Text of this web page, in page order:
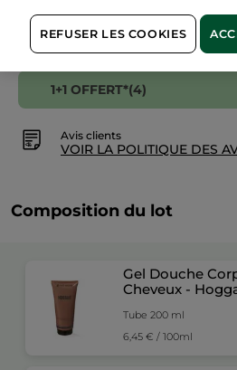
Conditions générales de vente
VOIR LES CONDITIONS
1+1 OFFERT*(4)
Avis clients
VOIR LA POLITIQUE DES
Composition du lot
Gel Douche
Cheveux -
Tube 200 ml
6,45 € / 100ml
REFUSER LES COOKIES